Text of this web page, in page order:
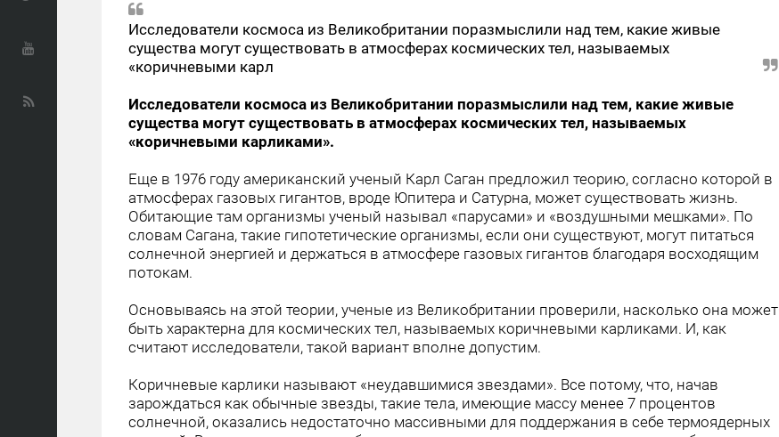
Исследователи космоса из Великобритании поразмыслили над тем, какие живые
существа могут существовать в атмосферах космических тел, называемых
«коричневыми карл
Исследователи космоса из Великобритании поразмыслили над тем, какие живые
существа могут существовать в атмосферах космических тел, называемых
«коричневыми карликами».
Еще в 1976 году американский ученый Карл Саган предложил теорию, согласно которой в
атмосферах газовых гигантов, вроде Юпитера и Сатурна, может существовать жизнь.
Обитающие там организмы ученый называл «парусами» и «воздушными мешками». По
словам Сагана, такие гипотетические организмы, если они существуют, могут питаться
солнечной энергией и держаться в атмосфере газовых гигантов благодаря восходящим
потокам.
Основываясь на этой теории, ученые из Великобритании проверили, насколько она может
быть характерна для космических тел, называемых коричневыми карликами. И, как
считают исследователи, такой вариант вполне допустим.
Коричневые карлики называют «неудавшимися звездами». Все потому, что, начав
зарождаться как обычные звезды, такие тела, имеющие массу менее 7 процентов
солнечной, оказались недостаточно массивными для поддержания в себе термоядерных